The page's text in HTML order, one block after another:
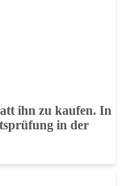
ihn zu kaufen. In
in der